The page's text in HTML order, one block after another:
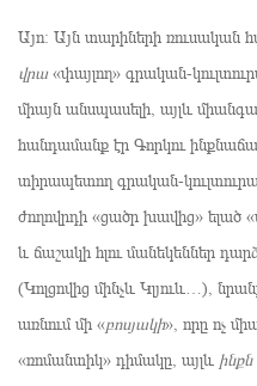
Այո: Այն տարիների ռուսական
վրա«փայլող» գրական-
միայն անսպասելի, այլև
հանդամանք էր Գորկու
տիրապետող գրական-
ժողովրդի «ցածր խավից» ելած
և ճաշակի հլու մանեկեններ
(Կոլցովից մինչև Կլյուև…),
առնում մի «բոսյակի», որը ոչ
«ռոմանտիկ» դիմակը, այլև